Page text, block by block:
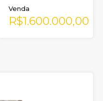
Venda
R$1.600.000,00